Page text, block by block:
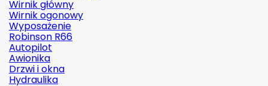
Wirnik główny
Wirnik ogonowy
Wyposażenie
Robinson R66
Autopilot
Awionika
Drzwi i okna
Hydraulika